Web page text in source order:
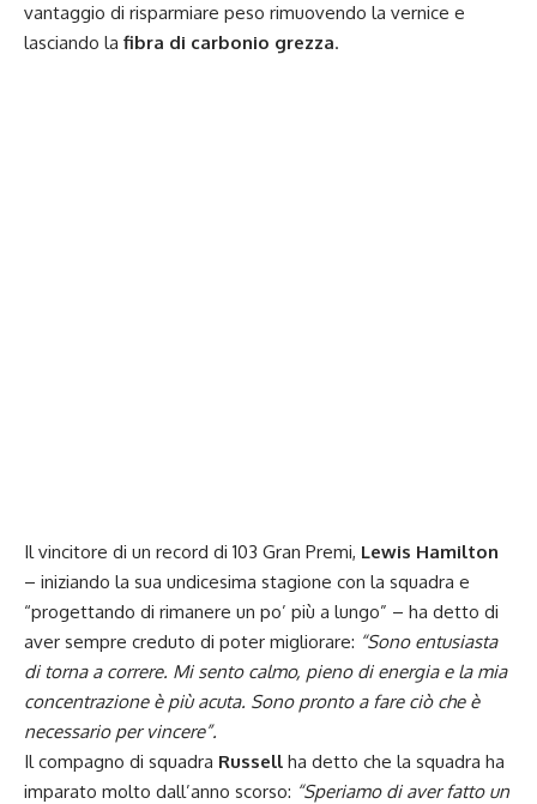
vantaggio di risparmiare peso rimuovendo la vernice e
lasciando la fibra di carbonio grezza.
Il vincitore di un record di 103 Gran Premi, Lewis Hamilton
– iniziando la sua undicesima stagione con la squadra e
“progettando di rimanere un po’ più a lungo” – ha detto di
aver sempre creduto di poter migliorare: “Sono entusiasta
di torna a correre. Mi sento calmo, pieno di energia e la mia
concentrazione è più acuta. Sono pronto a fare ciò che è
necessario per vincere”.
Il compagno di squadra Russell ha detto che la squadra ha
imparato molto dall’anno scorso: “Speriamo di aver fatto un